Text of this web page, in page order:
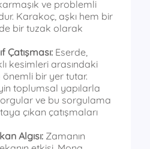
ve problemli
Karakoç, aşkı hem bir
bir tuzak olarak
Çatışması: Eserde,
kesimleri arasındaki
bir yer tutar.
toplumsal yapılarla
ve bu sorgulama
çıkan çatışmaları
Algısı: Zamanın